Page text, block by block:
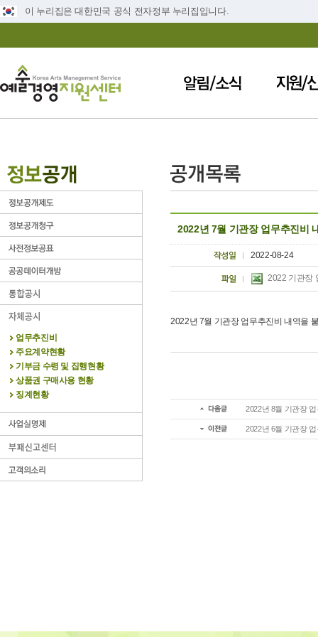
이 누리집은 대한민국 공식 전자정부 누리집입니다.
업무추진비
주요계약현황
기부금 수령 및 집행현황
상품권 구매사용 현황
징계현황
2022년 7월 기관장 업무추진비
2022-08-24
2022 기관장
2022년 7월 기관장 업무추진비 내역을
2022년 8월 기관장
2022년 6월 기관장